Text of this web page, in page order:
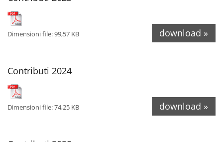
Dimensioni file: 99,57 KB download »
Contributi 2024
Dimensioni file: 74,25 KB download »